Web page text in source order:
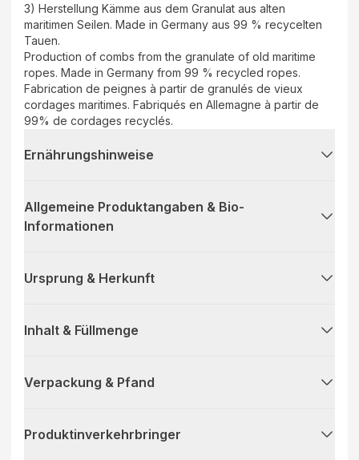
3) Herstellung Kämme aus dem Granulat aus alten
maritimen Seilen. Made in Germany aus 99 % recycelten
Tauen.
Production of combs from the granulate of old maritime
ropes. Made in Germany from 99 % recycled ropes.
Fabrication de peignes à partir de granulés de vieux
cordages maritimes. Fabriqués en Allemagne à partir de
99% de cordages recyclés.
Ernährungshinweise
Allgemeine Produktangaben & Bio-
Informationen
Ursprung & Herkunft
Inhalt & Füllmenge
Verpackung & Pfand
Produktinverkehrbringer